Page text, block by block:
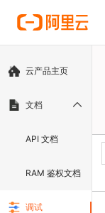
云产品主页
文档
API 文档
RAM 鉴权文档
调试